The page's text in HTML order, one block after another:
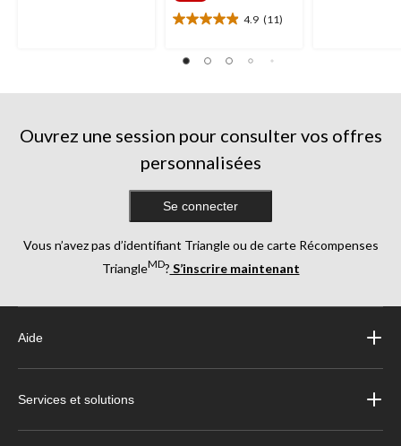
4.9 (11)
4.9
sur
11
Ouvrez une session pour consulter vos offres
personnalisées
Se connecter
Vous n’avez pas d’identifiant Triangle ou de carte Récompenses
TriangleMD? S’inscrire maintenant
Aide
Services et solutions